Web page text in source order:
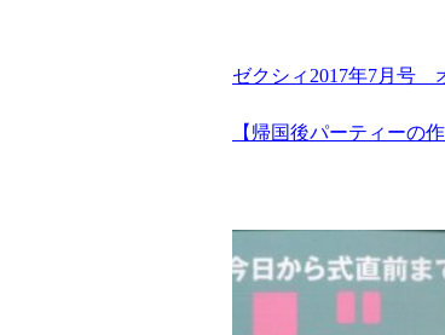
ゼクシィ2017年7月号
【帰国後パーティーの